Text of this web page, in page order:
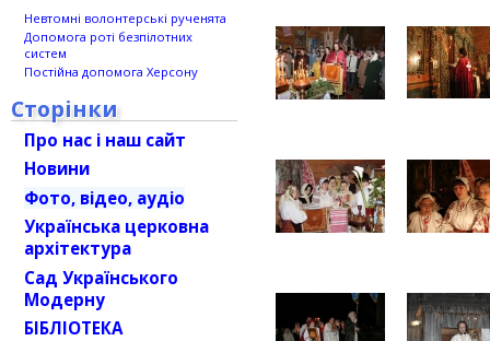
Невтомні волонтерські рученята
Допомога роті безпілотних
систем
Постійна допомога Херсону
Сторінки
Про нас і наш сайт
Новини
Фото, відео, аудіо
Українська церковна
архітектура
Сад Українського
Модерну
БІБЛІОТЕКА